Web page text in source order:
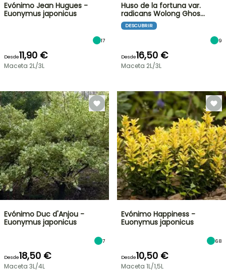
Evónimo Jean Hugues -
Euonymus japonicus
17
Desde11,90 €
Maceta 2L/3L
Huso de la fortuna var.
radicans Wolong Ghos…
DESCUBRIR
9
Desde16,50 €
Maceta 2L/3L
Evónimo Duc d'Anjou -
Euonymus japonicus
7
Desde18,50 €
Maceta 3L/4L
Evónimo Happiness -
Euonymus japonicus
68
Desde10,50 €
Maceta 1L/1,5L